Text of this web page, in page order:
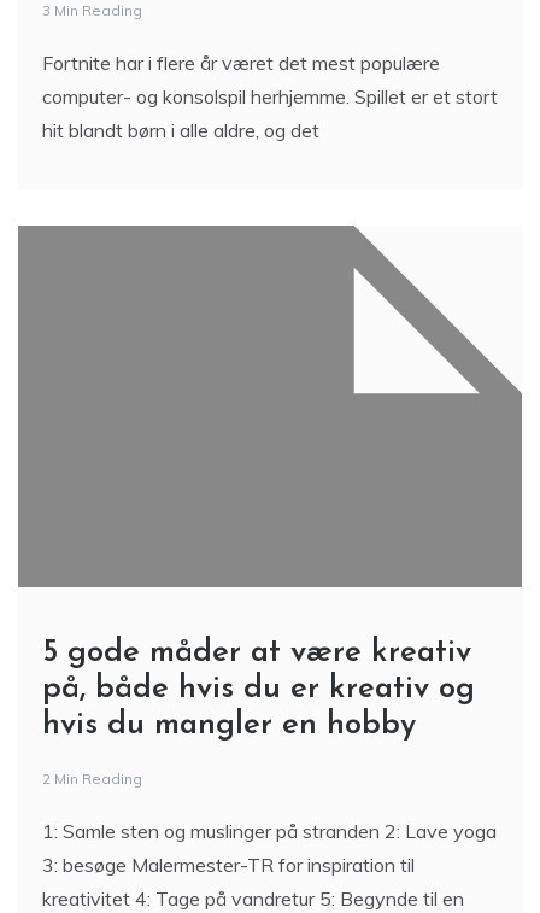
3 Min Reading
Fortnite har i flere år været det mest populære
computer- og konsolspil herhjemme. Spillet er et stort
hit blandt børn i alle aldre, og det
5 gode måder at være kreativ
på, både hvis du er kreativ og
hvis du mangler en hobby
2 Min Reading
1: Samle sten og muslinger på stranden 2: Lave yoga
3: besøge Malermester-TR for inspiration til
kreativitet 4: Tage på vandretur 5: Begynde til en